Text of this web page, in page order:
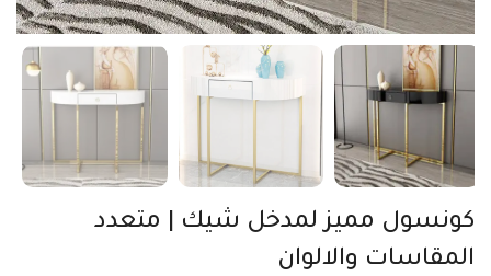
كونسول مميز لمدخل شيك | متعدد
المقاسات والالوان